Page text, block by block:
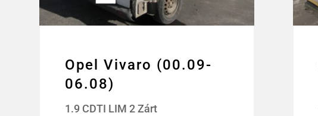
Opel Vivaro (00.09-
06.08)
1.9 CDTI LIM 2 Zárt